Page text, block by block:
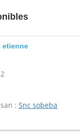
etienne
: Snc sobeba